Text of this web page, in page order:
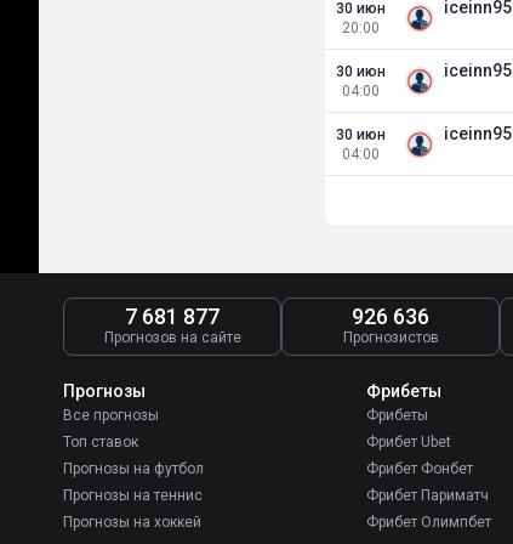
30 июн
20:00
iceinn95
30 июн
04:00
iceinn95
30 июн
04:00
iceinn95
7 681 877
Прогнозов на сайте
926 636
Прогнозистов
Прогнозы
Все прогнозы
Топ ставок
Прогнозы на футбол
Прогнозы на теннис
Прогнозы на хоккей
Фрибеты
Фрибеты
Фрибет Ubet
Фрибет Фонбет
Фрибет Париматч
Фрибет Олимпбет